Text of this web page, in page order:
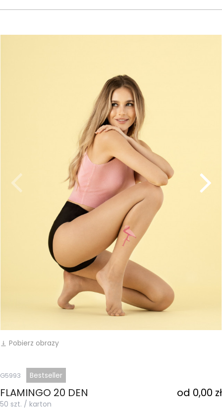
vertical_align_bottom Pobierz obrazy
G5993 Bestseller
FLAMINGO 20 DEN od 0,00 zł
50 szt. / karton